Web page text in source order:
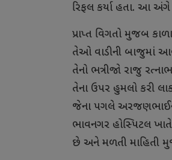
રિફલ કર્યા હતા. આ
પ્રાપ્ત વિગતો મુજબ
તેઓ વાડીની બાજુમાં
તેનો ભત્રીજો રાજુ
તેના ઉપર હુમલો કરી
જેના પગલે અરજણભાઈને
ભાવનગર હોસ્પિટલ
છે અને મળતી માહિતી